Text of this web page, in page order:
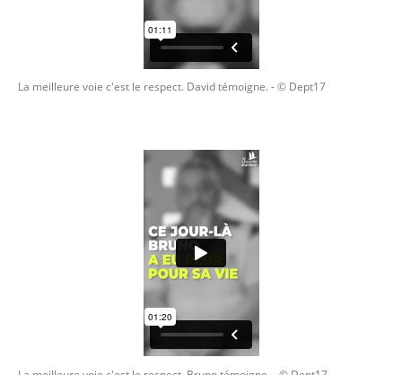
La meilleure voie c'est le respect. David témoigne. - © Dept17